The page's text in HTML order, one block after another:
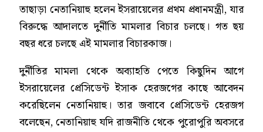
তাছাড়া নেতানিয়াহু হলেন ইসরায়েলের প্রথম প্রধানমন্ত্রী, যার
বিরুদ্ধে আদালতে দুর্নীতি মামলার বিচার চলছে। গত ছয়
বছর ধরে চলছে এই মামলার বিচারকাজ।
দুর্নীতির মামলা থেকে অব্যাহতি পেতে কিছুদিন আগে
ইসরায়েলের প্রেসিডেন্ট ইসাক হেরজগের কাছে আবেদন
করেছিলেন নেতানিয়াহু। তার জবাবে প্রেসিডেন্ট হেরজগ
বলেছেন, নেতানিয়াহু যদি রাজনীতি থেকে পুরোপুরি অবসরে